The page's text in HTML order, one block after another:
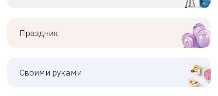
Праздник
Своими руками